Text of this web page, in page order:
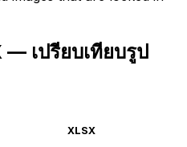
— เปรียบเทียบรูป
XLSX